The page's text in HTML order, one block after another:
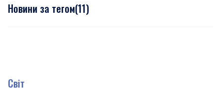
Новини за тегом(11)
Світ